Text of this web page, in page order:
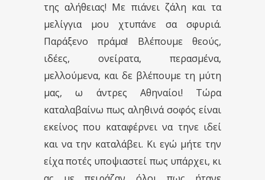
της αλήθειας! Με πιάνει ζάλη και τα
μελίγγια μου χτυπάνε σα σφυριά.
Παράξενο πράμα! Βλέπουμε θεούς,
ιδέες, ονείρατα, περασμένα,
μελλούμενα, και δε βλέπουμε τη μύτη
μας, ω άντρες Αθηναίοι! Τώρα
καταλαβαίνω πως αληθινά σοφός είναι
εκείνος που καταφέρνει να τηνε ιδεί
και να την καταλάβει. Κι εγώ μήτε την
είχα ποτές υποψιαστεί πως υπάρχει, κι